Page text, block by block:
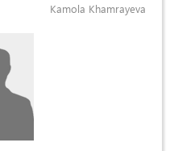
Kamola Khamrayeva